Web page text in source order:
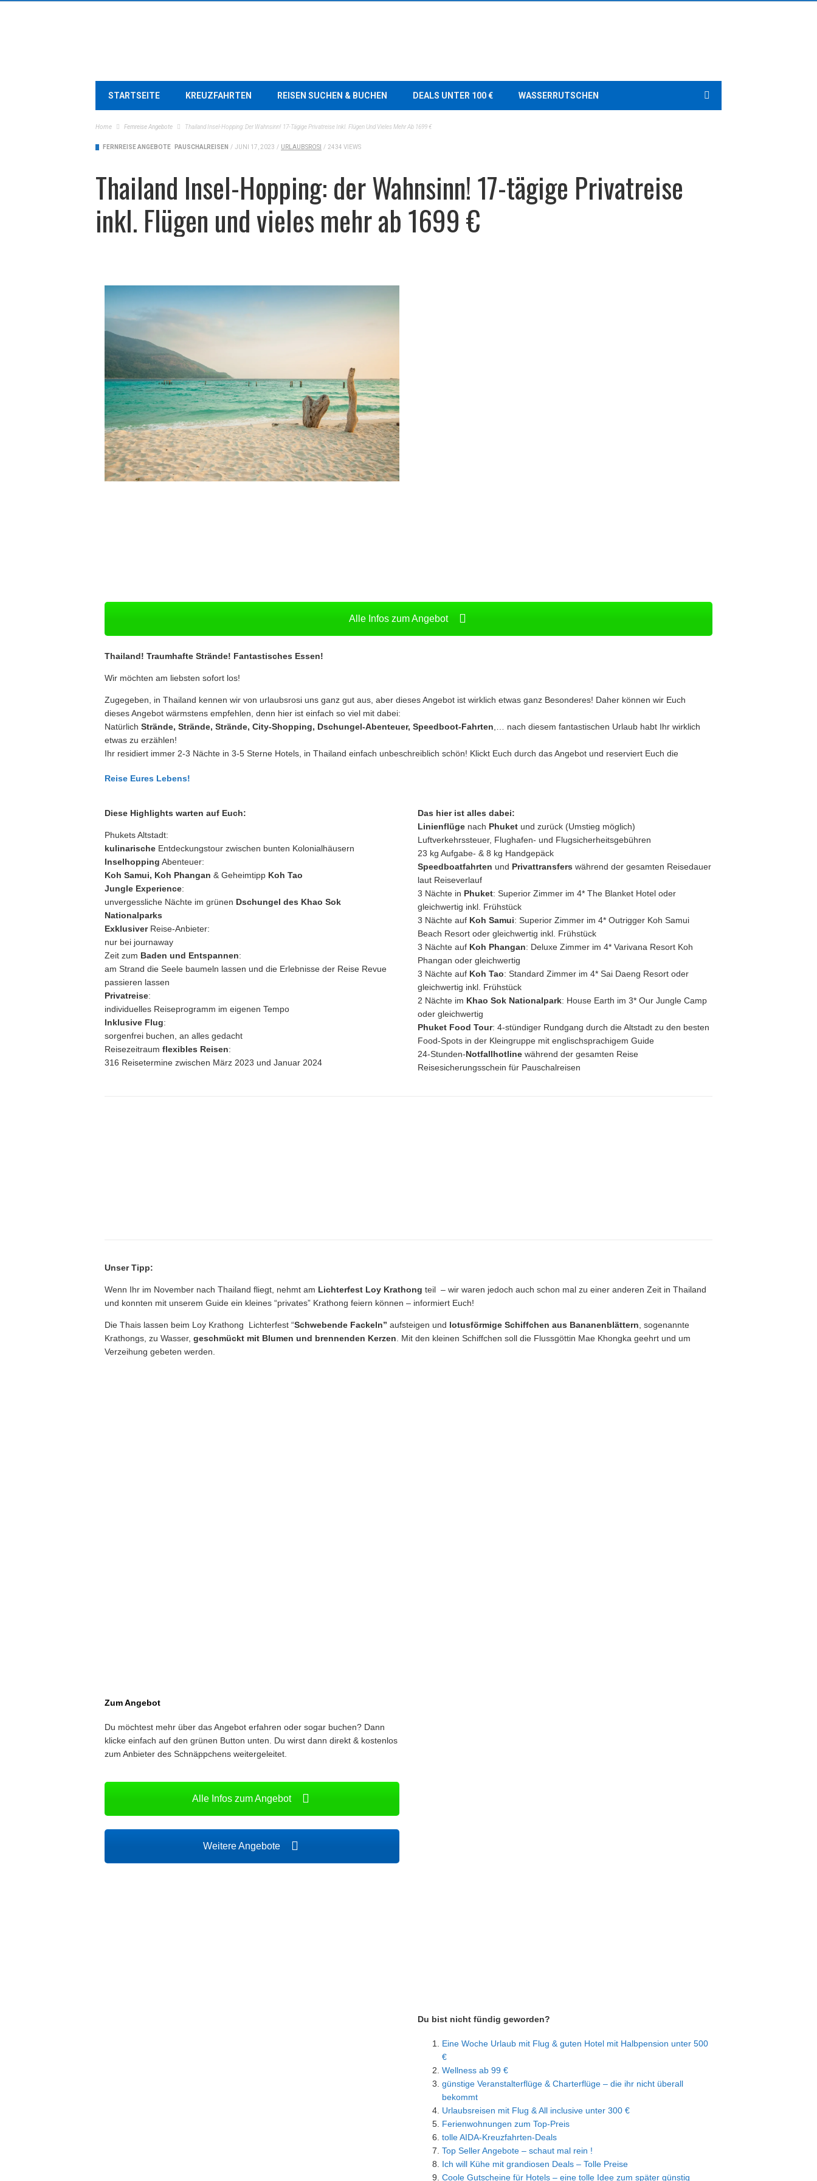
STARTSEITE KREUZFAHRTEN REISEN SUCHEN & BUCHEN DEALS UNTER 100 € WASSERRUTSCHEN
Home Fernreise Angebote Thailand Insel-Hopping: Der Wahnsinn! 17-Tägige Privatreise Inkl. Flügen Und Vieles Mehr Ab 1699 €
FERNREISE ANGEBOTE PAUSCHALREISEN / JUNI 17, 2023 / URLAUBSROSI / 2434 VIEWS
Thailand Insel-Hopping: der Wahnsinn! 17-tägige Privatreise
inkl. Flügen und vieles mehr ab 1699 €
Alle Infos zum Angebot
Thailand! Traumhafte Strände! Fantastisches Essen!
Wir möchten am liebsten sofort los!
Zugegeben, in Thailand kennen wir von urlaubsrosi uns ganz gut aus, aber dieses Angebot ist wirklich etwas ganz Besonderes! Daher können wir Euch
dieses Angebot wärmstens empfehlen, denn hier ist einfach so viel mit dabei:
Natürlich Strände, Strände, Strände, City-Shopping, Dschungel-Abenteuer, Speedboot-Fahrten ,… nach diesem fantastischen Urlaub habt Ihr wirklich
etwas zu erzählen!
Ihr residiert immer 2-3 Nächte in 3-5 Sterne Hotels, in Thailand einfach unbeschreiblich schön! Klickt Euch durch das Angebot und reserviert Euch die
Reise Eures Lebens!
Diese Highlights warten auf Euch:
Phukets Altstadt:
kulinarische Entdeckungstour zwischen bunten Kolonialhäusern
Inselhopping Abenteuer:
Koh Samui, Koh Phangan & Geheimtipp Koh Tao
Jungle Experience:
unvergessliche Nächte im grünen Dschungel des Khao Sok
Nationalparks
ExklusiverReise-Anbieter:
nur bei journaway
Zeit zum Baden und Entspannen:
am Strand die Seele baumeln lassen und die Erlebnisse der Reise Revue
passieren lassen
Privatreise:
individuelles Reiseprogramm im eigenen Tempo
Inklusive Flug:
sorgenfrei buchen, an alles gedacht
Reisezeitraum flexibles Reisen:
316 Reisetermine zwischen März 2023 und Januar 2024
Das hier ist alles dabei:
Linienflüge nach Phuket und zurück (Umstieg möglich)
Luftverkehrssteuer, Flughafen- und Flugsicherheitsgebühren
23 kg Aufgabe- & 8 kg Handgepäck
Speedboatfahrten und Privattransfers während der gesamten Reisedauer
laut Reiseverlauf
3 Nächte in Phuket: Superior Zimmer im 4* The Blanket Hotel oder
gleichwertig inkl. Frühstück
3 Nächte auf Koh Samui: Superior Zimmer im 4* Outrigger Koh Samui
Beach Resort oder gleichwertig inkl. Frühstück
3 Nächte auf Koh Phangan: Deluxe Zimmer im 4* Varivana Resort Koh
Phangan oder gleichwertig
3 Nächte auf Koh Tao: Standard Zimmer im 4* Sai Daeng Resort oder
gleichwertig inkl. Frühstück
2 Nächte im Khao Sok Nationalpark: House Earth im 3* Our Jungle Camp
oder gleichwertig
Phuket Food Tour: 4-stündiger Rundgang durch die Altstadt zu den besten
Food-Spots in der Kleingruppe mit englischsprachigem Guide
24-Stunden-Notfallhotline während der gesamten Reise
Reisesicherungsschein für Pauschalreisen
Unser Tipp:
Wenn Ihr im November nach Thailand fliegt, nehmt am Lichterfest Loy Krathong teil – wir waren jedoch auch schon mal zu einer anderen Zeit in Thailand
und konnten mit unserem Guide ein kleines “privates” Krathong feiern können – informiert Euch!
Die Thais lassen beim Loy Krathong Lichterfest “Schwebende Fackeln” aufsteigen und lotusförmige Schiffchen aus Bananenblättern , sogenannte
Krathongs, zu Wasser, geschmückt mit Blumen und brennenden Kerzen . Mit den kleinen Schiffchen soll die Flussgöttin Mae Khongka geehrt und um
Verzeihung gebeten werden.
Zum Angebot
Du möchtest mehr über das Angebot erfahren oder sogar buchen? Dann
klicke einfach auf den grünen Button unten. Du wirst dann direkt & kostenlos
zum Anbieter des Schnäppchens weitergeleitet.
Alle Infos zum Angebot
Weitere Angebote
Du bist nicht fündig geworden?
Eine Woche Urlaub mit Flug & guten Hotel mit Halbpension unter 500
€
Wellness ab 99 €
günstige Veranstalterflüge & Charterflüge – die ihr nicht überall
bekommt
Urlaubsreisen mit Flug & All inclusive unter 300 €
Ferienwohnungen zum Top-Preis
tolle AIDA-Kreuzfahrten-Deals
Top Seller Angebote – schaut mal rein !
Ich will Kühe mit grandiosen Deals – Tolle Preise
Coole Gutscheine für Hotels – eine tolle Idee zum später günstig